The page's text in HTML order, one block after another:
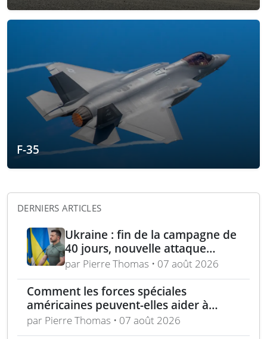
F-35
DERNIERS ARTICLES
Ukraine : fin de la campagne de
40 jours, nouvelle attaque
contre Wildberries et
élimination d’un général russe à
Moscou
par Pierre Thomas • 07 août 2026
Comment les forces spéciales
américaines peuvent-elles aider à
repousser la Chine à Taïwan ?
par Pierre Thomas • 07 août 2026